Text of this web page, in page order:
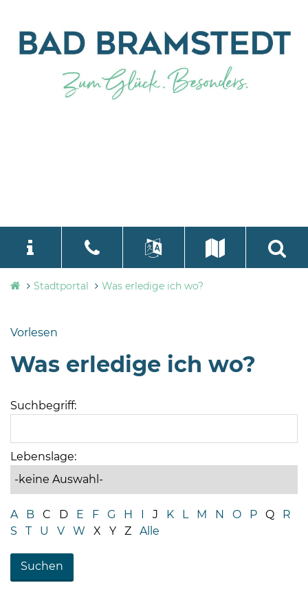
Stadtverwaltung
Bramstedt
19
04192-
zentrale@badbramstedt.de
Mo,
Fr
08
Uhr
language
Select Language
Stadtportal Was erledige ich wo?
Vorlesen
Was erledige ich wo?
Suchbegriff:
Lebenslage:
A B C D E F G H I J K L M N O P Q
R
S
T U V W X Y Z Alle